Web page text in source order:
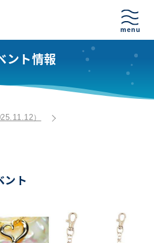
ント情報
）
ント